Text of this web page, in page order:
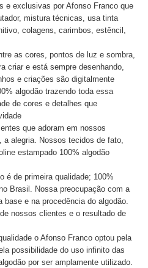
e exclusivas por Afonso Franco que
mistura técnicas, usa tinta
colagens, carimbos, estêncil,
as cores, pontos de luz e sombra,
criar e está sempre desenhando,
e criações são digitalmente
algodão trazendo toda essa
de cores e detalhes que
que adoram em nossos
alegria. Nossos tecidos de fato,
estampado 100% algodão
é de primeira qualidade; 100%
Brasil. Nossa preocupação com a
e na procedência do algodão.
nossos clientes e o resultado de
o Afonso Franco optou pela
possibilidade do uso infinito das
por ser amplamente utilizado.